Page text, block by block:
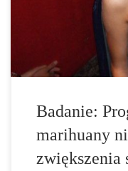
Columbia University,
– przeanalizowało 10 lat
Badanie:
marihuany
zwiększenia